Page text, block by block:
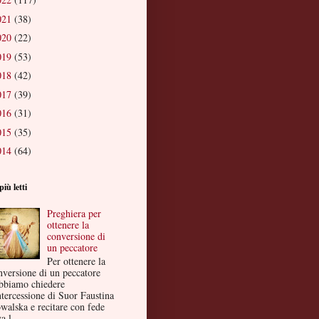
(38)
(22)
(53)
(42)
(39)
(31)
(35)
(64)
letti
Preghiera per
ottenere la
conversione di
un peccatore
Per ottenere la
di un peccatore
chiedere
di Suor Faustina
e recitare con fede